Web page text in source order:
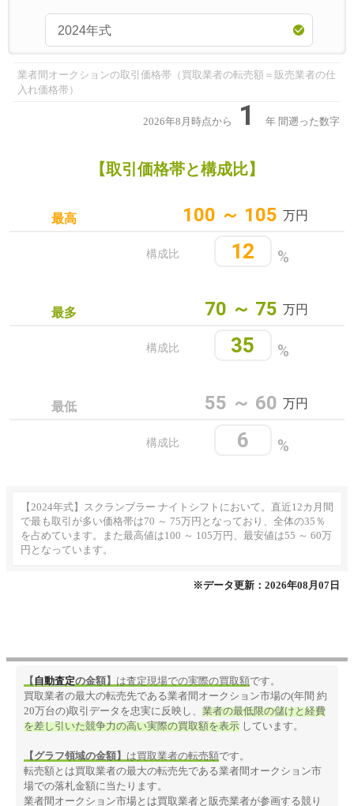
業者間オークションの取引価格帯（買取業者の転売額＝販売業者の仕
入れ価格帯）
2026年8月時点から 1 年 間遡った数字
【取引価格帯と構成比】
最高 100 ～ 105 万円
%
12
構成比
最多 70 ～ 75 万円
%
35
構成比
最低 55 ～ 60 万円
%
6
構成比
【2024年式】スクランブラー ナイトシフトにおいて。直近12カ月間
で最も取引が多い価格帯は70 ～ 75万円となっており、全体の35％
を占めています。また最高値は100 ～ 105万円、最安値は55 ～ 60万
円となっています。
※データ更新：2026年08月07日
【自動査定の金額】 は査定現場での実際の買取額です。
買取業者の最大の転売先である業者間オークション市場の(年間 約
20万台の)取引データを忠実に反映し、 業者の最低限の儲けと経費
を差し引いた競争力の高い実際の買取額を表示 しています。
【グラフ領域の金額】 は買取業者の転売額です。
転売額とは買取業者の最大の転売先である業者間オークション市
場での落札金額に当たります。
業者間オークション市場とは買取業者と販売業者が参画する競り